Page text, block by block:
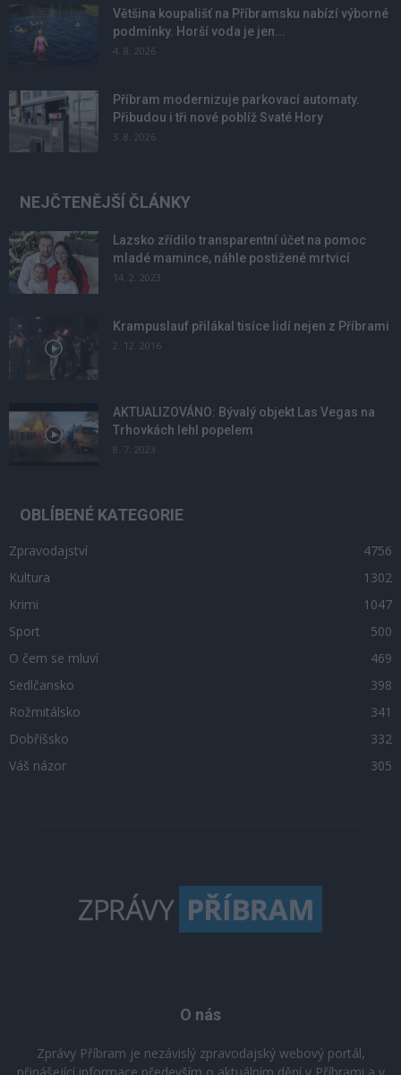
Většina koupališť na Příbramsku nabízí výborné
podmínky. Horší voda je jen...
4. 8. 2026
Příbram modernizuje parkovací automaty.
Přibudou i tři nové poblíž Svaté Hory
3. 8. 2026
NEJČTENĚJŠÍ ČLÁNKY
Lazsko zřídilo transparentní účet na pomoc
mladé mamince, náhle postižené mrtvicí
14. 2. 2023
Krampuslauf přilákal tisíce lidí nejen z Příbrami
2. 12. 2016
AKTUALIZOVÁNO: Bývalý objekt Las Vegas na
Trhovkách lehl popelem
8. 7. 2023
OBLÍBENÉ KATEGORIE
Zpravodajství
4756
Kultura
1302
Krimi
1047
Sport
500
O čem se mluví
469
Sedlčansko
398
Rožmitálsko
341
Dobříšsko
332
Váš názor
305
O nás
Zprávy Příbram je nezávislý zpravodajský webový portál,